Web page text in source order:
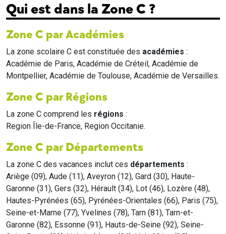
Qui est dans la Zone C ?
Zone C par Académies
La zone scolaire C est constituée des académies :
Académie de Paris, Académie de Créteil, Académie de
Montpellier, Académie de Toulouse, Académie de Versailles.
Zone C par Régions
La zone C comprend les régions :
Region Île-de-France, Region Occitanie.
Zone C par Départements
La zone C des vacances inclut ces départements :
Ariège (09), Aude (11), Aveyron (12), Gard (30), Haute-
Garonne (31), Gers (32), Hérault (34), Lot (46), Lozère (48),
Hautes-Pyrénées (65), Pyrénées-Orientales (66), Paris (75),
Seine-et-Marne (77), Yvelines (78), Tarn (81), Tarn-et-
Garonne (82), Essonne (91), Hauts-de-Seine (92), Seine-